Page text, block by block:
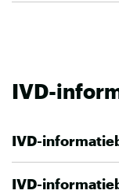
IVD-
IVD-
IVD-